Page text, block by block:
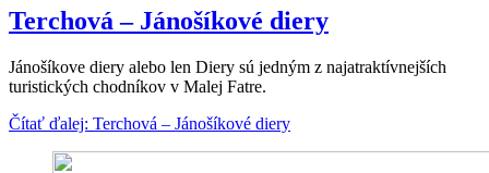
Terchová – Jánošíkové diery
Jánošíkove diery alebo len Diery sú jedným z najatraktívnejších
turistických chodníkov v Malej Fatre.
Čítať ďalej: Terchová – Jánošíkové diery